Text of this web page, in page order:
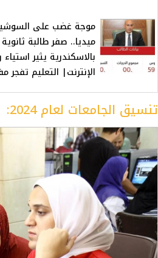
موجة غضب على
ميديا.. صفر طالبة
بالاسكندرية يثير استياء
الإنترنت| التعليم تفجر
تنسيق الجامعات لعام 2024: